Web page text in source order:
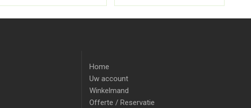
Home
Uw account
Winkelmand
Offerte / Reservatie